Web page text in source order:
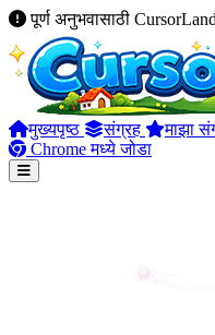
पूर्ण अनुभवासाठी
मुख्यपृष्ठ संग्रह माझा
Chrome मध्ये जोडा